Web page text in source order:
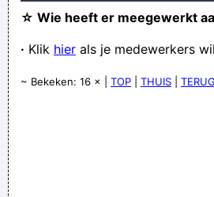
☆ Wie heeft er meegewerkt
· Klik hier als je medewerkers
~ Bekeken: 16 × | TOP THUIS TERUG